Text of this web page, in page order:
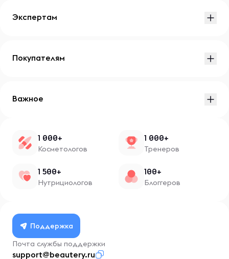
Экспертам
Покупателям
Важное
1 000+
Косметологов
1 000+
Тренеров
1 500+
Нутрициологов
100+
Блоггеров
Поддержка
Почта службы поддержки
support@beautery.ru